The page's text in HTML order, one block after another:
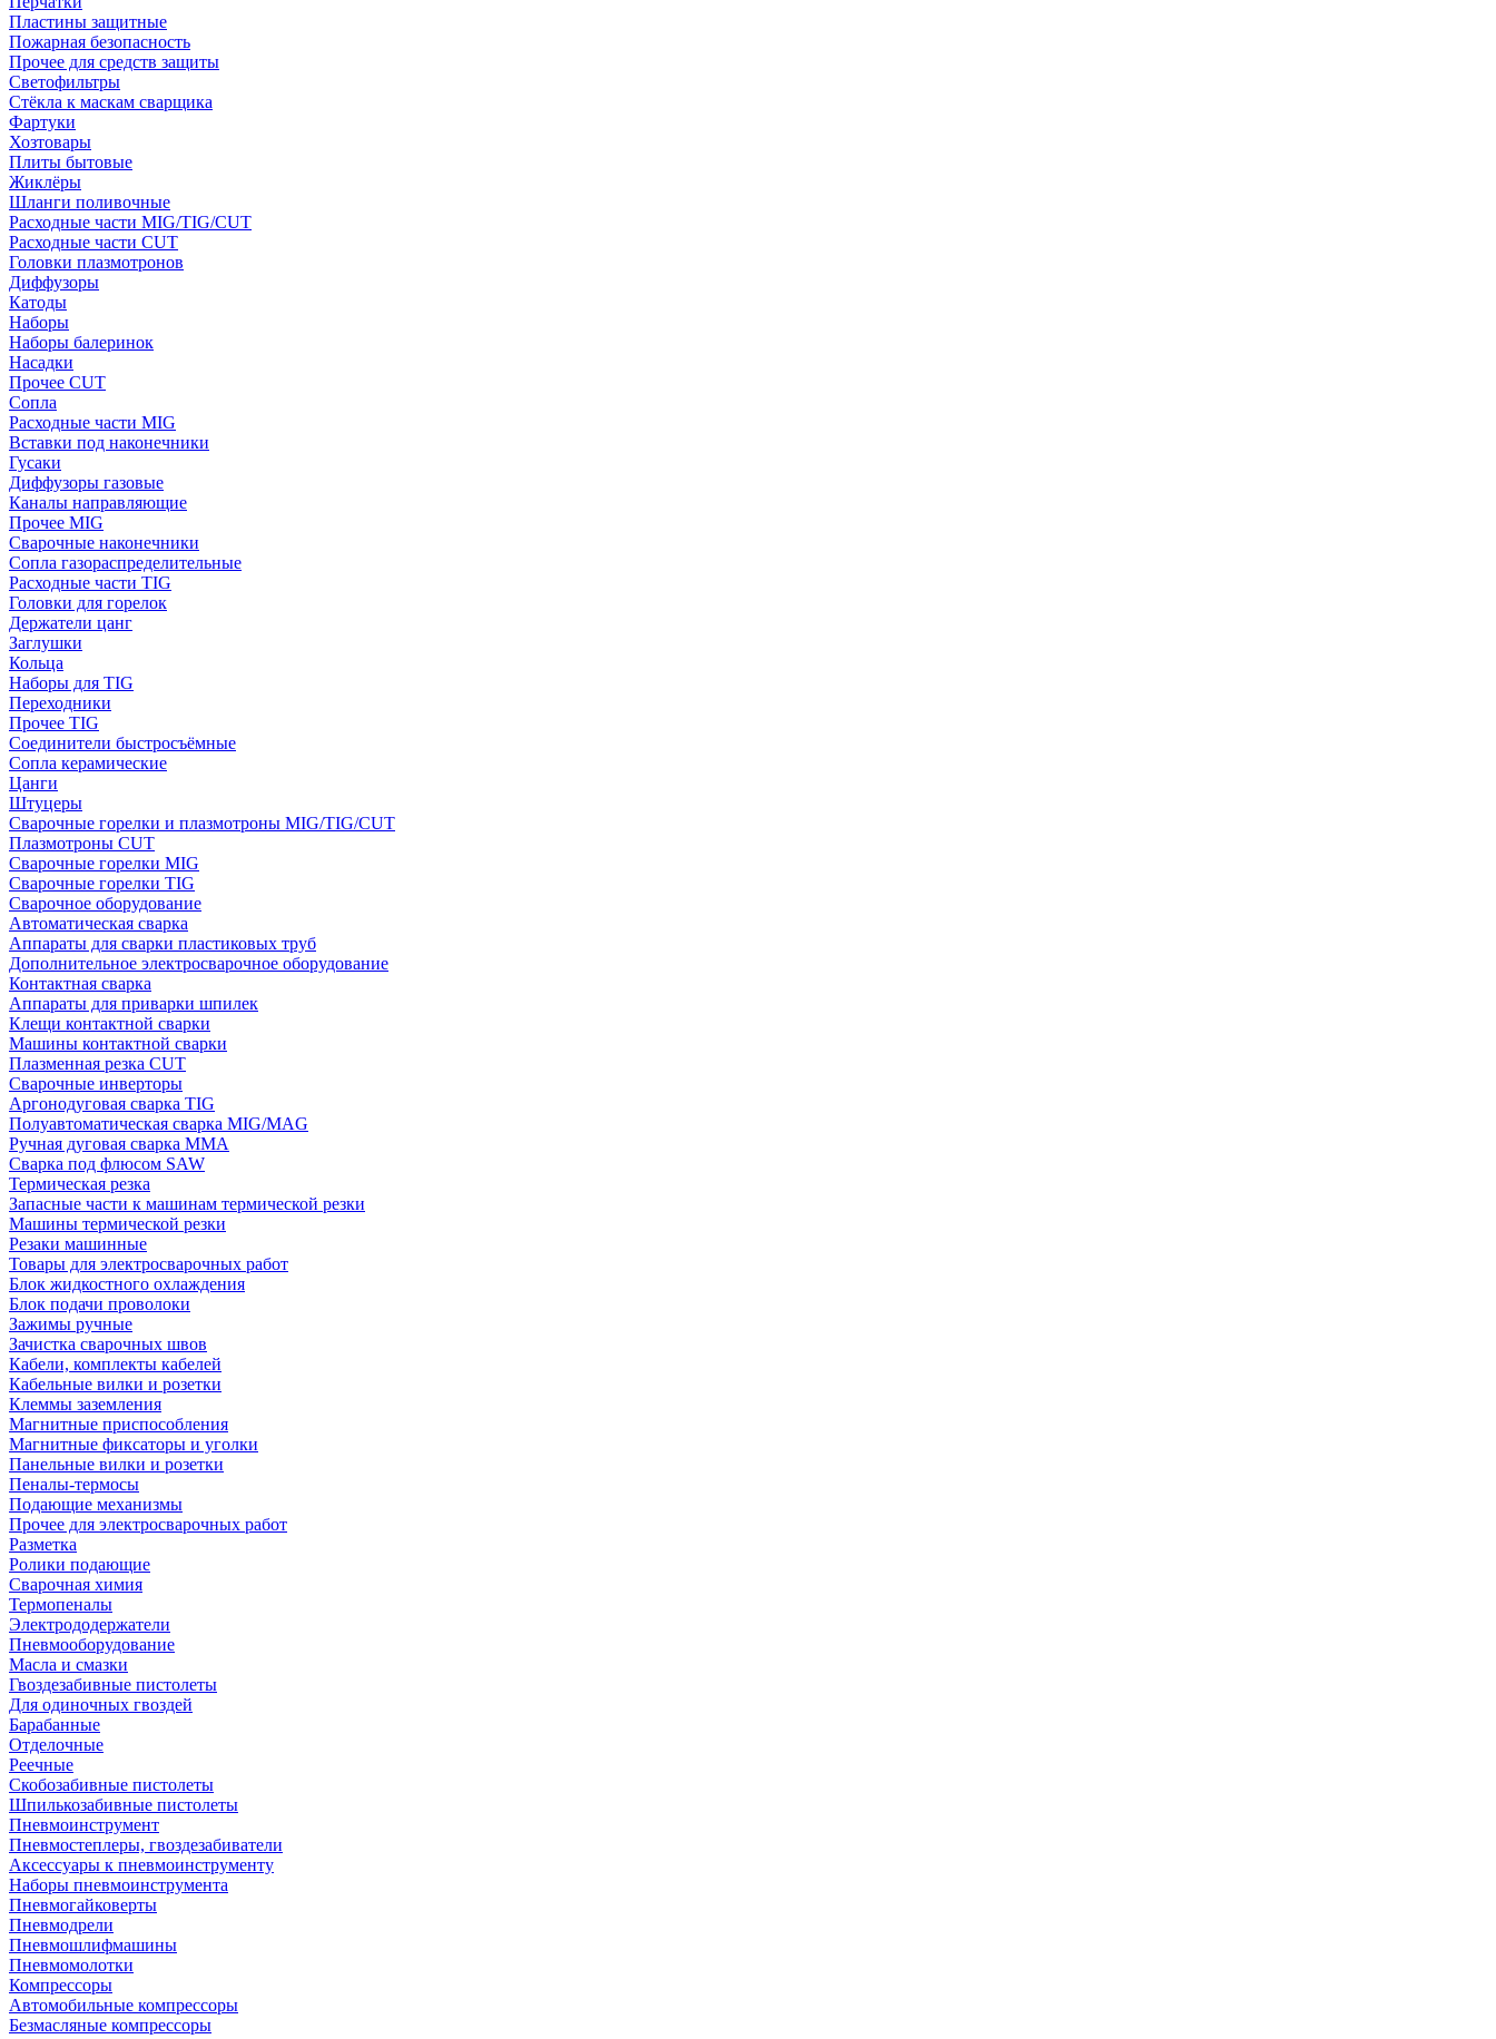
Пластины защитные
Пожарная безопасность
Прочее для средств защиты
Светофильтры
Стёкла к маскам сварщика
Фартуки
Хозтовары
Плиты бытовые
Жиклёры
Шланги поливочные
Расходные части MIG/TIG/CUT
Расходные части CUT
Головки плазмотронов
Диффузоры
Катоды
Наборы
Наборы балеринок
Насадки
Прочее CUT
Сопла
Расходные части MIG
Вставки под наконечники
Гусаки
Диффузоры газовые
Каналы направляющие
Прочее MIG
Сварочные наконечники
Сопла газораспределительные
Расходные части TIG
Головки для горелок
Держатели цанг
Заглушки
Кольца
Наборы для TIG
Переходники
Прочее TIG
Соединители быстросъёмные
Сопла керамические
Цанги
Штуцеры
Сварочные горелки и плазмотроны MIG/TIG/CUT
Плазмотроны CUT
Сварочные горелки MIG
Сварочные горелки TIG
Сварочное оборудование
Автоматическая сварка
Аппараты для сварки пластиковых труб
Дополнительное электросварочное оборудование
Контактная сварка
Аппараты для приварки шпилек
Клещи контактной сварки
Машины контактной сварки
Плазменная резка CUT
Сварочные инверторы
Аргонодуговая сварка TIG
Полуавтоматическая сварка MIG/MAG
Ручная дуговая сварка MMA
Сварка под флюсом SAW
Термическая резка
Запасные части к машинам термической резки
Машины термической резки
Резаки машинные
Товары для электросварочных работ
Блок жидкостного охлаждения
Блок подачи проволоки
Зажимы ручные
Зачистка сварочных швов
Кабели, комплекты кабелей
Кабельные вилки и розетки
Клеммы заземления
Магнитные приспособления
Магнитные фиксаторы и уголки
Панельные вилки и розетки
Пеналы-термосы
Подающие механизмы
Прочее для электросварочных работ
Разметка
Ролики подающие
Сварочная химия
Термопеналы
Электрододержатели
Пневмооборудование
Масла и смазки
Гвоздезабивные пистолеты
Для одиночных гвоздей
Барабанные
Отделочные
Реечные
Скобозабивные пистолеты
Шпилькозабивные пистолеты
Пневмоинструмент
Пневмостеплеры, гвоздезабиватели
Аксессуары к пневмоинструменту
Наборы пневмоинструмента
Пневмогайковерты
Пневмодрели
Пневмошлифмашины
Пневмомолотки
Компрессоры
Автомобильные компрессоры
Безмасляные компрессоры